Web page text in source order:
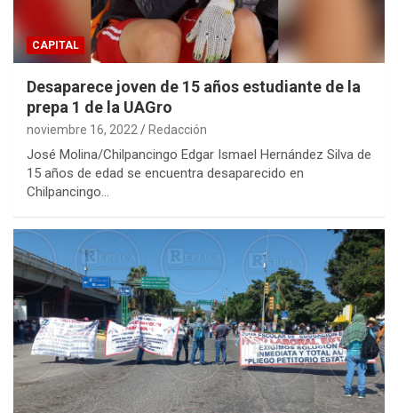
CAPITAL
Desaparece joven de 15 años estudiante de la
prepa 1 de la UAGro
noviembre 16, 2022 Redacción
José Molina/Chilpancingo Edgar Ismael Hernández Silva de
15 años de edad se encuentra desaparecido en
Chilpancingo…